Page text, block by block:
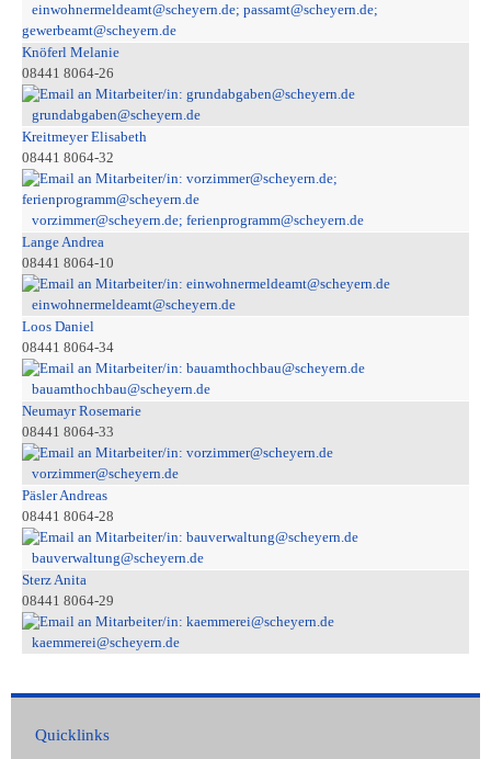
einwohnermeldeamt@scheyern.de; passamt@scheyern.de;
gewerbeamt@scheyern.de
Knöferl Melanie
08441 8064-26
grundabgaben@scheyern.de
Kreitmeyer Elisabeth
08441 8064-32
vorzimmer@scheyern.de; ferienprogramm@scheyern.de
Lange Andrea
08441 8064-10
einwohnermeldeamt@scheyern.de
Loos Daniel
08441 8064-34
bauamthochbau@scheyern.de
Neumayr Rosemarie
08441 8064-33
vorzimmer@scheyern.de
Päsler Andreas
08441 8064-28
bauverwaltung@scheyern.de
Sterz Anita
08441 8064-29
kaemmerei@scheyern.de
Quicklinks